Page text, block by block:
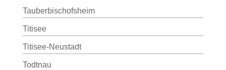
Tauberbischofsheim
Titisee
Titisee-Neustadt
Todtnau